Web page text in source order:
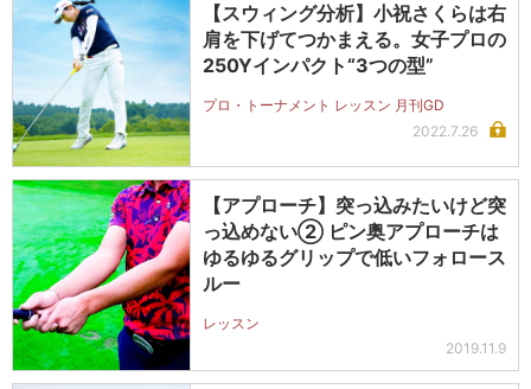
【スウィング分析】小祝さくらは右
肩を下げてつかまえる。女子プロの
250Yインパクト“3つの型”
プロ・トーナメント レッスン 月刊GD
2022.7.26
【アプローチ】突っ込みたいけど突
っ込めない② ピン奥アプローチは
ゆるゆるグリップで低いフォロース
ルー
レッスン
2019.11.9